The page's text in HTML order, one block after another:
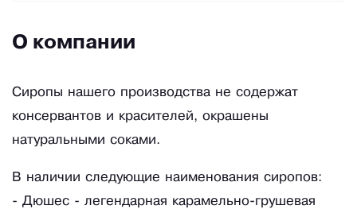
О компании
Сиропы нашего производства не содержат
консервантов и красителей, окрашены
натуральными соками.
В наличии следующие наименования сиропов:
- Дюшес - легендарная карамельно-грушевая